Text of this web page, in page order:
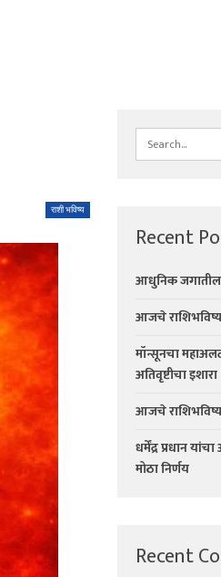
राशी भविष्य
Recent
आधुनिक जगातील
आजचे
मॉन्सूनचा
अतिवृष्टीचा इशारा
आजचे
धर्मेंद्र प्रधान
मोठा निर्णय
Recent